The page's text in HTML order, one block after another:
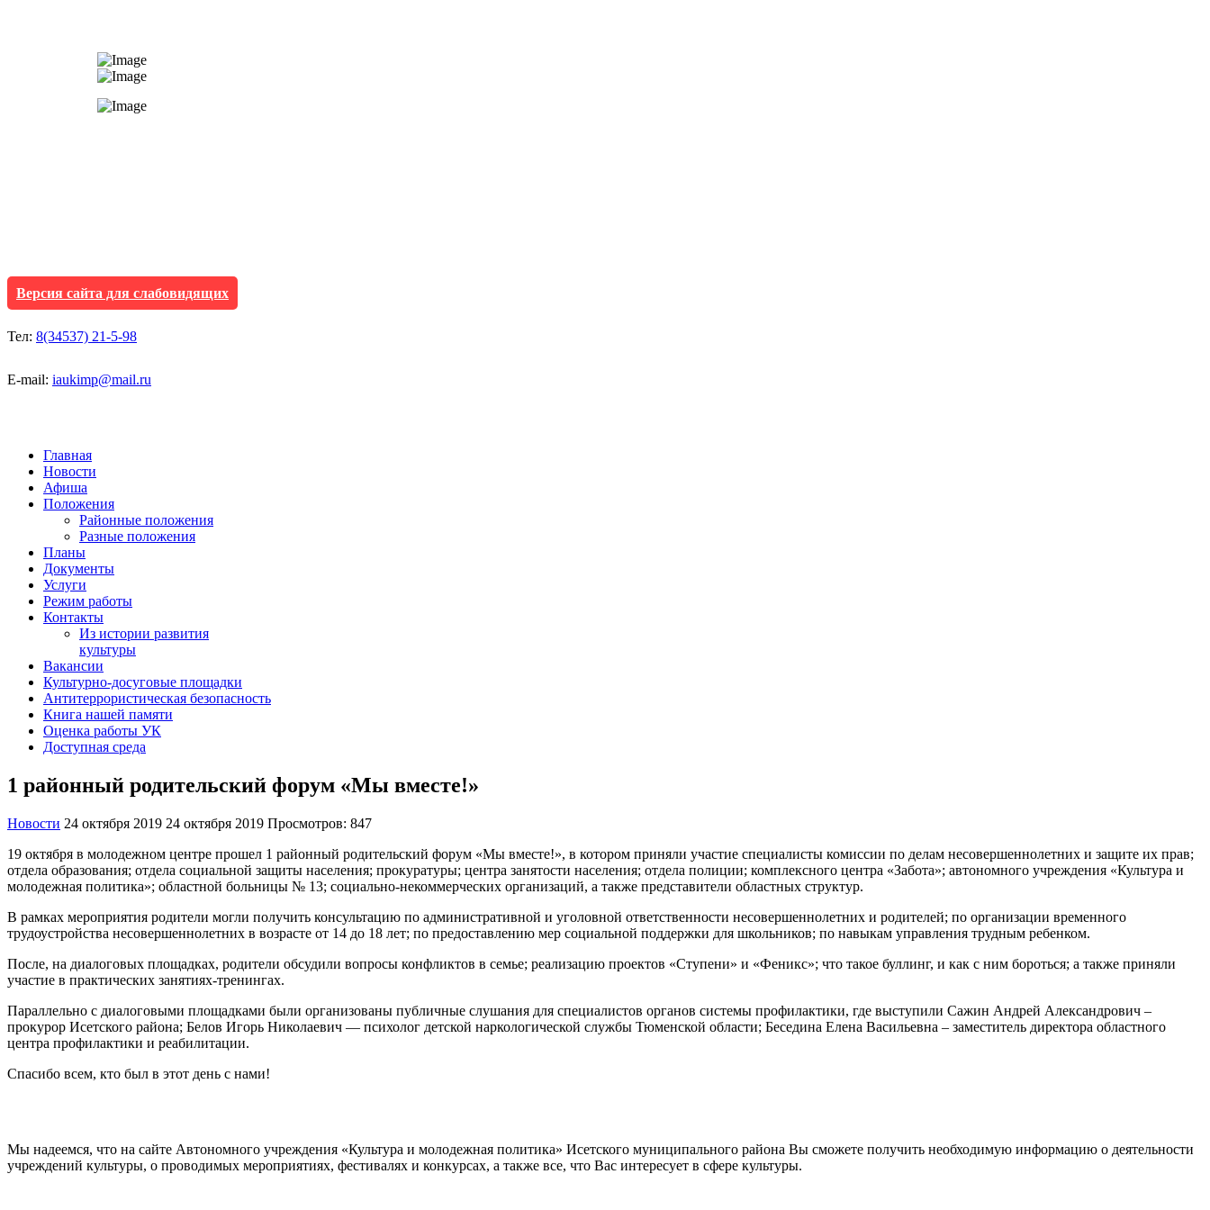
Версия сайта для слабовидящих
Тел: 8(34537) 21-5-98
E-mail: iaukimp@mail.ru
Главная
Новости
Афиша
Положения
Районные положения
Разные положения
Планы
Документы
Услуги
Режим работы
Контакты
Из истории развития
культуры
Вакансии
Культурно-досуговые площадки
Антитеррористическая безопасность
Книга нашей памяти
Оценка работы УК
Доступная среда
1 районный родительский форум «Мы вместе!»
Новости 24 октября 2019 24 октября 2019 Просмотров: 847
19 октября в молодежном центре прошел 1 районный родительский форум «Мы вместе!», в котором приняли участие специалисты комиссии по делам несовершеннолетних и защите их прав;
отдела образования; отдела социальной защиты населения; прокуратуры; центра занятости населения; отдела полиции; комплексного центра «Забота»; автономного учреждения «Культура и
молодежная политика»; областной больницы № 13; социально-некоммерческих организаций, а также представители областных структур.
В рамках мероприятия родители могли получить консультацию по административной и уголовной ответственности несовершеннолетних и родителей; по организации временного
трудоустройства несовершеннолетних в возрасте от 14 до 18 лет; по предоставлению мер социальной поддержки для школьников; по навыкам управления трудным ребенком.
После, на диалоговых площадках, родители обсудили вопросы конфликтов в семье; реализацию проектов «Ступени» и «Феникс»; что такое буллинг, и как с ним бороться; а также приняли
участие в практических занятиях-тренингах.
Параллельно с диалоговыми площадками были организованы публичные слушания для специалистов органов системы профилактики, где выступили Сажин Андрей Александрович –
прокурор Исетского района; Белов Игорь Николаевич — психолог детской наркологической службы Тюменской области; Беседина Елена Васильевна – заместитель директора областного
центра профилактики и реабилитации.
Спасибо всем, кто был в этот день с нами!
Мы надеемся, что на сайте Автономного учреждения «Культура и молодежная политика» Исетского муниципального района Вы сможете получить необходимую информацию о деятельности
учреждений культуры, о проводимых мероприятиях, фестивалях и конкурсах, а также все, что Вас интересует в сфере культуры.